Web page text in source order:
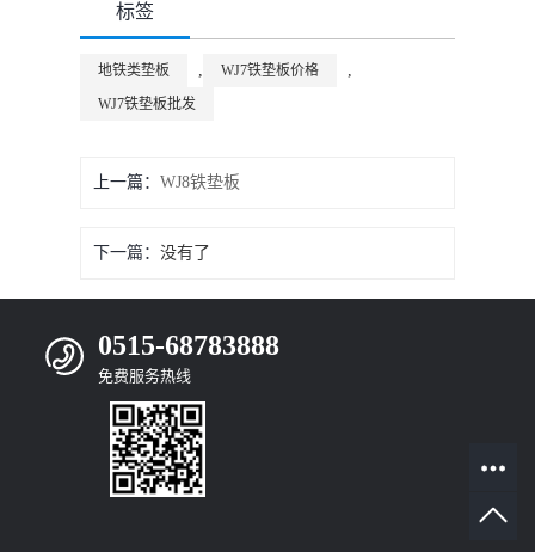
标签
地铁类垫板 , WJ7铁垫板价格 ,
WJ7铁垫板批发
上一篇：WJ8铁垫板
下一篇：没有了
0515-68783888
免费服务热线